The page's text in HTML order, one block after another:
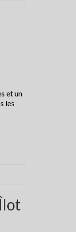
et un
les